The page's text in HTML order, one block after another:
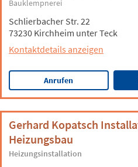
Bauklempnerei
Schlierbacher Str. 22
73230 Kirchheim unter Teck
Kontaktdetails anzeigen
Anrufen
Gerhard Kopatsch
Heizungsbau
Heizungsinstallation